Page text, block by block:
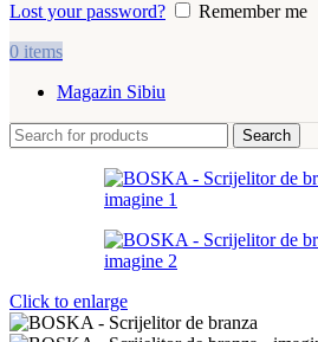
Lost your password?
Remember me
0 items
Magazin Sibiu
Search
Click to enlarge